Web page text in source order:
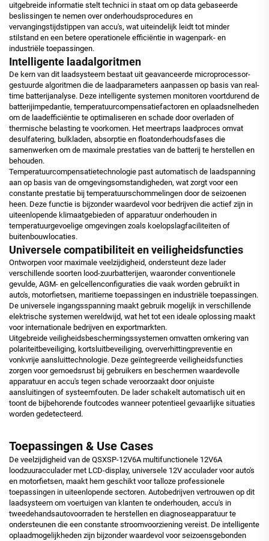
uitgebreide informatie stelt technici in staat om op data gebaseerde
beslissingen te nemen over onderhoudsprocedures en
vervangingstijdstippen van accu's, wat uiteindelijk leidt tot minder
stilstand en een betere operationele efficiëntie in wagenpark- en
industriële toepassingen.
Intelligente laadalgoritmen
De kern van dit laadsysteem bestaat uit geavanceerde microprocessor-
gestuurde algoritmen die de laadparameters aanpassen op basis van real-
time batterijanalyse. Deze intelligente systemen monitoren voortdurend de
batterijimpedantie, temperatuurcompensatiefactoren en oplaadsnelheden
om de laadefficiëntie te optimaliseren en schade door overladen of
thermische belasting te voorkomen. Het meertraps laadproces omvat
desulfatering, bulkladen, absorptie en floatonderhoudsfases die
samenwerken om de maximale prestaties van de batterij te herstellen en
behouden.
Temperatuurcompensatietechnologie past automatisch de laadspanning
aan op basis van de omgevingsomstandigheden, wat zorgt voor een
constante prestatie bij temperatuurschommelingen door de seizoenen
heen. Deze functie is bijzonder waardevol voor bedrijven die actief zijn in
uiteenlopende klimaatgebieden of apparatuur onderhouden in
temperatuurgevoelige omgevingen zoals koelopslagfaciliteiten of
buitenbouwlocaties.
Universele compatibiliteit en veiligheidsfuncties
Ontworpen voor maximale veelzijdigheid, ondersteunt deze lader
verschillende soorten lood-zuurbatterijen, waaronder conventionele
gevulde, AGM- en gelcellenconfiguraties die vaak worden gebruikt in
auto's, motorfietsen, maritieme toepassingen en industriële toepassingen.
De universele ingangsspanning maakt gebruik mogelijk in verschillende
elektrische systemen wereldwijd, wat het tot een ideale oplossing maakt
voor internationale bedrijven en exportmarkten.
Uitgebreide veiligheidsbeschermingssystemen omvatten omkering van
polariteitbeveiliging, kortsluitbeveiliging, oververhittingpreventie en
vonkvrije aansluittechnologie. Deze geïntegreerde veiligheidsfuncties
zorgen voor gemoedsrust bij gebruikers en beschermen waardevolle
apparatuur en accu's tegen schade veroorzaakt door onjuiste
aansluitingen of systeemfouten. De lader schakelt automatisch uit en
toont de bijbehorende foutcodes wanneer potentieel gevaarlijke situaties
worden gedetecteerd.
Toepassingen & Use Cases
De veelzijdigheid van de QSXSP-12V6A multifunctionele 12V6A
loodzuuracculader met LCD-display, universele 12V acculader voor auto's
en motorfietsen, maakt hem geschikt voor talloze professionele
toepassingen in uiteenlopende sectoren. Autobedrijven vertrouwen op dit
laadsysteem om voertuigen van klanten te onderhouden, accu's in
tweedehandsautovoorraden te herstellen en diagnoseapparatuur te
ondersteunen die een constante stroomvoorziening vereist. De intelligente
oplaadmogelijkheden zijn bijzonder waardevol voor seizoensgebonden